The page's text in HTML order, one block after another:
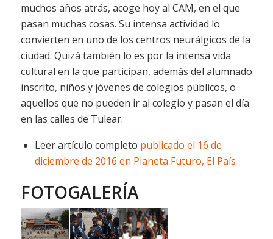
muchos años atrás, acoge hoy al CAM, en el que
pasan muchas cosas. Su intensa actividad lo
convierten en uno de los centros neurálgicos de la
ciudad. Quizá también lo es por la intensa vida
cultural en la que participan, además del alumnado
inscrito, niños y jóvenes de colegios públicos, o
aquellos que no pueden ir al colegio y pasan el día
en las calles de Tulear.
Leer artículo completo publicado el 16 de
diciembre de 2016 en Planeta Futuro, El País
FOTOGALERÍA